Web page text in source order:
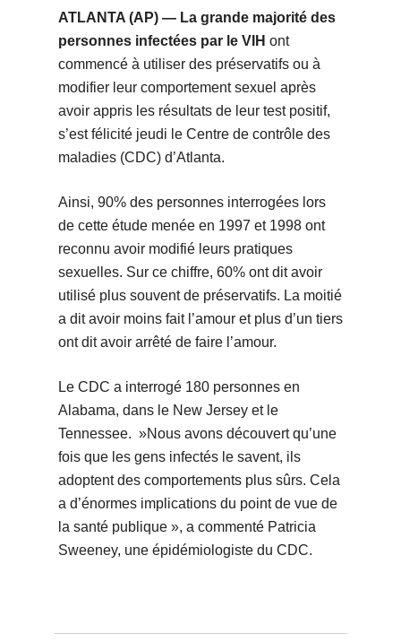
ATLANTA (AP) — La grande majorité des
personnes infectées par le VIH ont
commencé à utiliser des préservatifs ou à
modifier leur comportement sexuel après
avoir appris les résultats de leur test positif,
s’est félicité jeudi le Centre de contrôle des
maladies (CDC) d’Atlanta.
Ainsi, 90% des personnes interrogées lors
de cette étude menée en 1997 et 1998 ont
reconnu avoir modifié leurs pratiques
sexuelles. Sur ce chiffre, 60% ont dit avoir
utilisé plus souvent de préservatifs. La moitié
a dit avoir moins fait l’amour et plus d’un tiers
ont dit avoir arrêté de faire l’amour.
Le CDC a interrogé 180 personnes en
Alabama, dans le New Jersey et le
Tennessee. »Nous avons découvert qu’une
fois que les gens infectés le savent, ils
adoptent des comportements plus sûrs. Cela
a d’énormes implications du point de vue de
la santé publique », a commenté Patricia
Sweeney, une épidémiologiste du CDC.